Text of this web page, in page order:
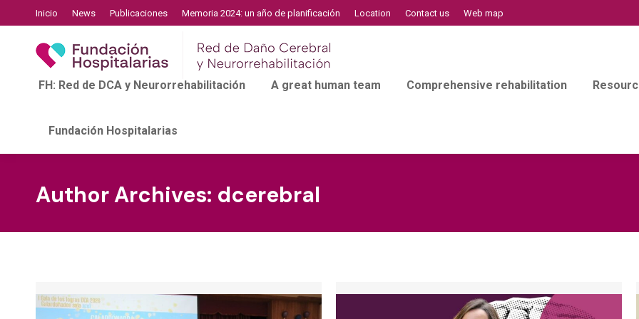
Inicio News Publicaciones Memoria 2024: un año de planificación Location Contact us Web map
FH: Red de DCA y Neurorrehabilitación A great human team Comprehensive rehabilitation
Fundación Hospitalarias
Author Archives: dcerebral